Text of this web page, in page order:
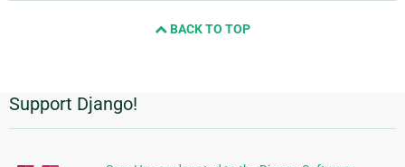
BACK TO TOP
Informações
Support Django!